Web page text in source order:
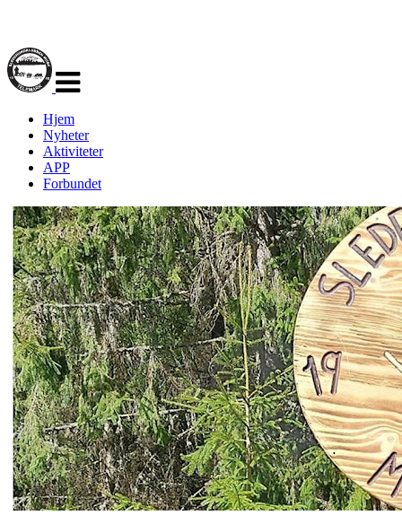
navigasjon
Hjem
Nyheter
Aktiviteter
APP
Forbundet